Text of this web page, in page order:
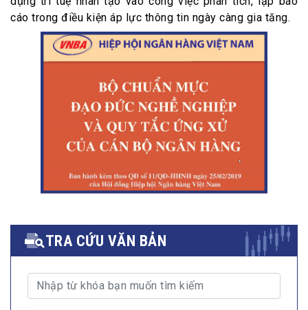
cáo trong điều kiện áp lực thông tin ngày càng gia tăng.
TRA CỨU VĂN BẢN